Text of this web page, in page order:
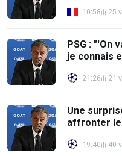
10:58 25
PSG : "'On
je connais
21:26 21
Une
affronter le
19:40 40